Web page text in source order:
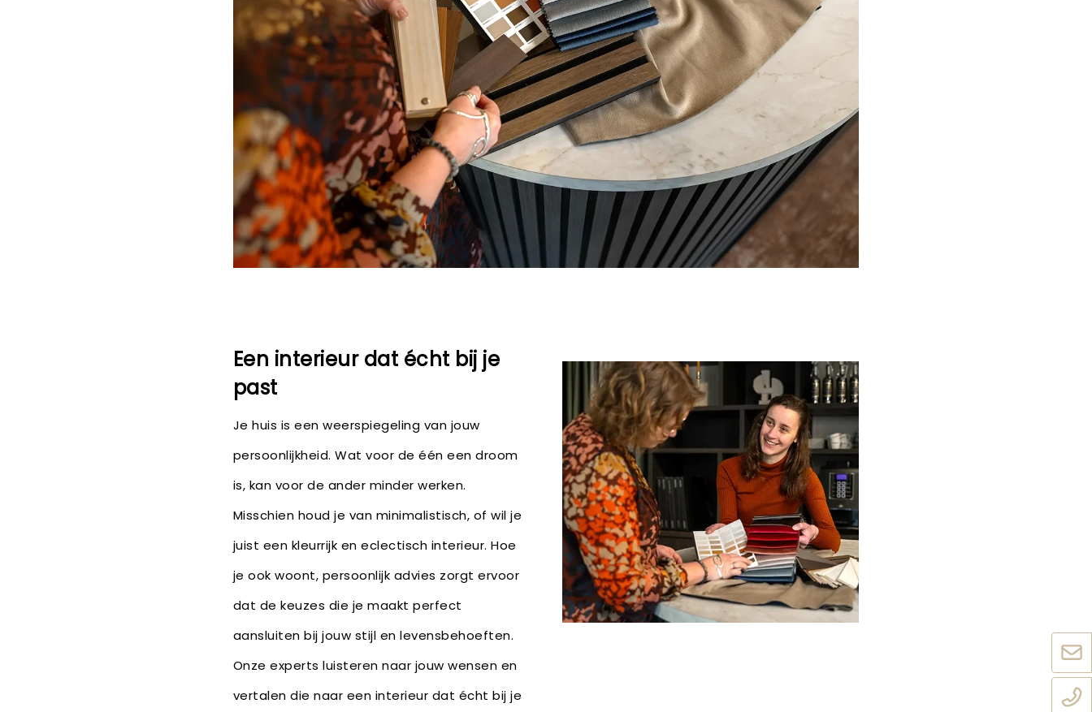
Een interieur dat écht bij je
past
Je huis is een weerspiegeling van jouw
persoonlijkheid. Wat voor de één een droom
is, kan voor de ander minder werken.
Misschien houd je van minimalistisch, of wil je
juist een kleurrijk en eclectisch interieur. Hoe
je ook woont, persoonlijk advies zorgt ervoor
dat de keuzes die je maakt perfect
aansluiten bij jouw stijl en levensbehoeften.
Onze experts luisteren naar jouw wensen en
vertalen die naar een interieur dat écht bij je